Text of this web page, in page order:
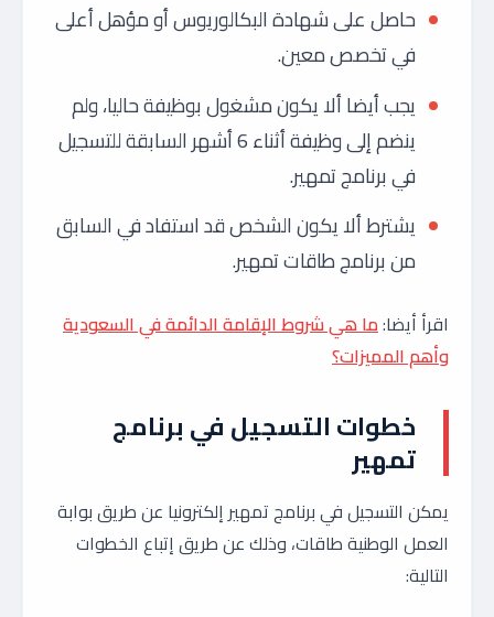
حاصل على شهادة البكالوريوس أو مؤهل أعلى
في تخصص معين.
يجب أيضا ألا يكون مشغول بوظيفة حاليا، ولم
ينضم إلى وظيفة أثناء 6 أشهر السابقة للتسجيل
في برنامج تمهير.
يشترط ألا يكون الشخص قد استفاد في السابق
من برنامج طاقات تمهير.
اقرأ أيضا:ما هي شروط الإقامة الدائمة في السعودية
وأهم المميزات؟
خطوات التسجيل في برنامج
تمهير
يمكن التسجيل في برنامج تمهير إلكترونيا عن طريق بوابة
العمل الوطنية طاقات، وذلك عن طريق إتباع الخطوات
التالية: